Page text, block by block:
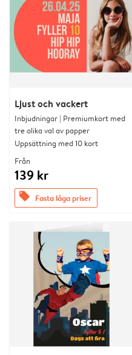
Ljust och vackert
Inbjudningar | Premiumkort med
tre olika val av papper
Uppsättning med 10 kort
Från
139 kr
offers Fasta låga priser